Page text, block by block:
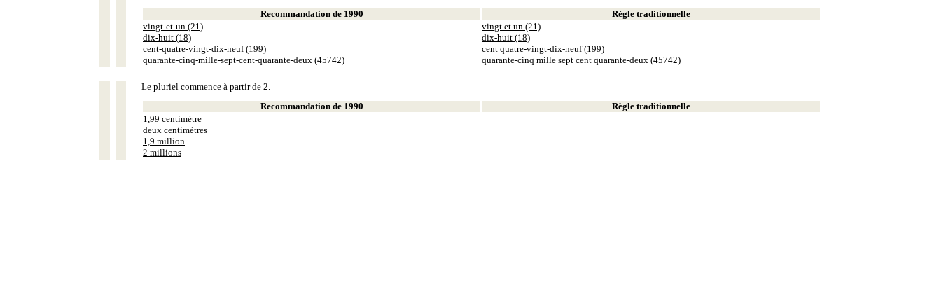
Recommandation de 1990
Règle traditionnelle
vingt-et-un (21)
dix-huit (18)
cent-quatre-vingt-dix-neuf (199)
quarante-cinq-mille-sept-cent-quarante-deux (45742)
vingt et un (21)
dix-huit (18)
cent quatre-vingt-dix-neuf (199)
quarante-cinq mille sept cent quarante-deux (45742)
Le pluriel commence à partir de 2.
Recommandation de 1990
Règle traditionnelle
1,99 centimètre
deux centimètres
1,9 million
2 millions